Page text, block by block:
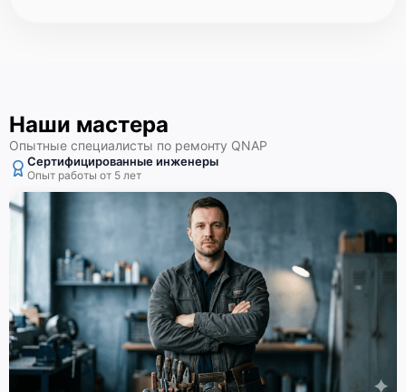
Наши мастера
Опытные специалисты по ремонту QNAP
Сертифицированные инженеры
Опыт работы от 5 лет